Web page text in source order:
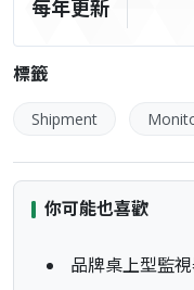
每年更新
標籤
Shipment
你可能也喜歡
品牌桌上型監